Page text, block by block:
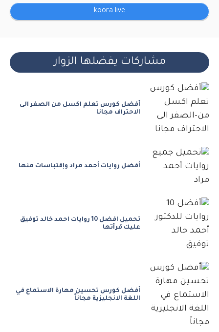
koora live
مشاركات يفضلها الزوار
أفضل كورس تعلم اكسل من الصفر الى
الاحتراف مجانا
أفضل روايات أحمد مراد وإقتباسات منها
تحميل افضل 10 روايات احمد خالد توفيق
عليك قرأتها
أفضل كورس تحسين مهارة الاستماع في
اللغة الانجليزية مجاناً